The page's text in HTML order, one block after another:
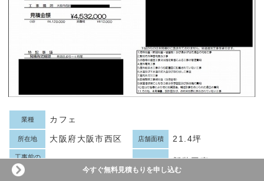
業種 カフェ
所在地 大阪府大阪市西区 店舗面積 21.4坪
工事前の
状態
スケルトン 新装工事
今すぐ無料見積もりを申し込む